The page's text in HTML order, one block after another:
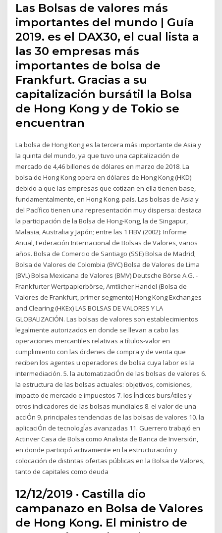
Las Bolsas de valores más
importantes del mundo | Guía
2019. es el DAX30, el cual lista a
las 30 empresas más
importantes de bolsa de
Frankfurt. Gracias a su
capitalización bursátil la Bolsa
de Hong Kong y de Tokio se
encuentran
La bolsa de Hong Kong es la tercera más importante de Asia y
la quinta del mundo, ya que tuvo una capitalización de
mercado de 4,46 billones de dólares en marzo de 2018. La
bolsa de Hong Kong opera en dólares de Hong Kong (HKD)
debido a que las empresas que cotizan en ella tienen base,
fundamentalmente, en Hong Kong. país. Las bolsas de Asia y
del Pacífico tienen una representación muy dispersa: destaca
la participación de la Bolsa de Hong-Kong, la de Singapur,
Malasia, Australia y Japón; entre las 1 FIBV (2002): Informe
Anual, Federación Internacional de Bolsas de Valores, varios
años. Bolsa de Comercio de Santiago (SSE) Bolsa de Madrid;
Bolsa de Valores de Colombia (BVC) Bolsa de Valores de Lima
(BVL) Bolsa Mexicana de Valores (BMV) Deutsche Börse A.G. -
Frankfurter Wertpapierbörse, Amtlicher Handel (Bolsa de
Valores de Frankfurt, primer segmento) Hong Kong Exchanges
and Clearing (HKEx) LAS BOLSAS DE VALORES Y LA
GLOBALIZACIÓN. Las bolsas de valores son establecimientos
legalmente autorizados en donde se llevan a cabo las
operaciones mercantiles relativas a títulos-valor en
cumplimiento con las órdenes de compra y de venta que
reciben los agentes u operadores de bolsa cuya labor es la
intermediación. 5. la automatizaciÓn de las bolsas de valores 6.
la estructura de las bolsas actuales: objetivos, comisiones,
impacto de mercado e impuestos 7. los Índices bursÁtiles y
otros indicadores de las bolsas mundiales 8. el valor de una
acciÓn 9. principales tendencias de las bolsas de valores 10. la
aplicaciÓn de tecnologÍas avanzadas 11. Guerrero trabajó en
Actinver Casa de Bolsa como Analista de Banca de Inversión,
en donde participó activamente en la estructuración y
colocación de distintas ofertas públicas en la Bolsa de Valores,
tanto de capitales como deuda
12/12/2019 · Castilla dio
campanazo en Bolsa de Valores
de Hong Kong. El ministro de